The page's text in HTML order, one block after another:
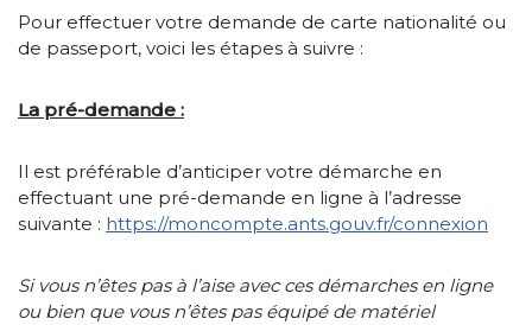
Pour effectuer votre demande de carte nationalité ou
de passeport, voici les étapes à suivre :
La pré-demande :
Il est préférable d’anticiper votre démarche en
effectuant une pré-demande en ligne à l’adresse
suivante : https://moncompte.ants.gouv.fr/connexion
Si vous n’êtes pas à l’aise avec ces démarches en ligne
ou bien que vous n’êtes pas équipé de matériel